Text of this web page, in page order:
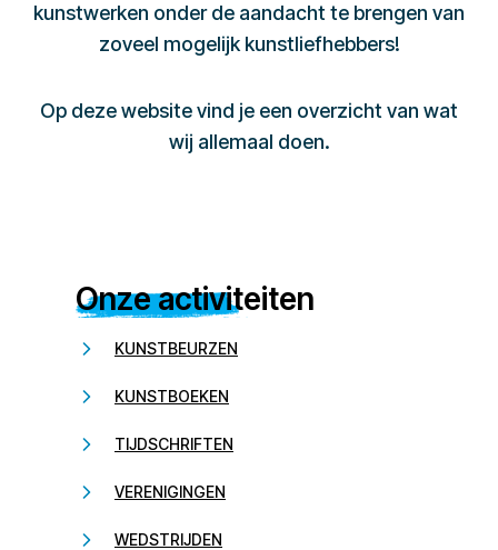
kunstwerken onder de aandacht te brengen van
zoveel mogelijk kunstliefhebbers!
Op deze website vind je een overzicht van wat
wij allemaal doen.
Onze activiteiten
KUNSTBEURZEN
KUNSTBOEKEN
TIJDSCHRIFTEN
VERENIGINGEN
WEDSTRIJDEN